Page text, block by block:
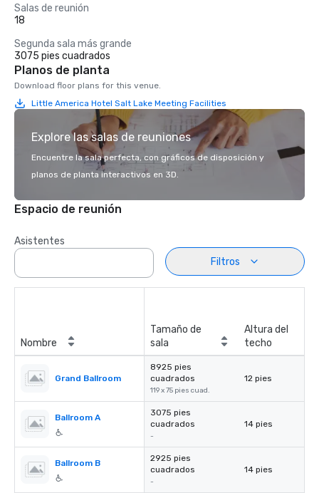
Salas de reunión
18
Segunda sala más grande
3075 pies cuadrados
Planos de planta
Download floor plans for this venue.
Little America Hotel Salt Lake Meeting Facilities
Explore las salas de reuniones
Encuentre la sala perfecta, con gráficos de disposición y
planos de planta interactivos en 3D.
Espacio de reunión
Asistentes
Filtros
Nombre
Tamaño de
sala
Altura del
techo
Grand Ballroom
8925 pies
cuadrados
119 x 75 pies cuad.
12 pies
Ballroom A
3075 pies
cuadrados
-
14 pies
Ballroom B
2925 pies
cuadrados
-
14 pies